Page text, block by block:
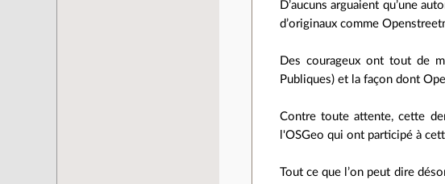
D’aucuns arguaient qu’une
d’originaux comme
Des courageux ont tout de
Publiques) et la façon dont
Contre toute attente, cette
l'OSGeo qui ont participé à
Tout ce que l’on peut dire